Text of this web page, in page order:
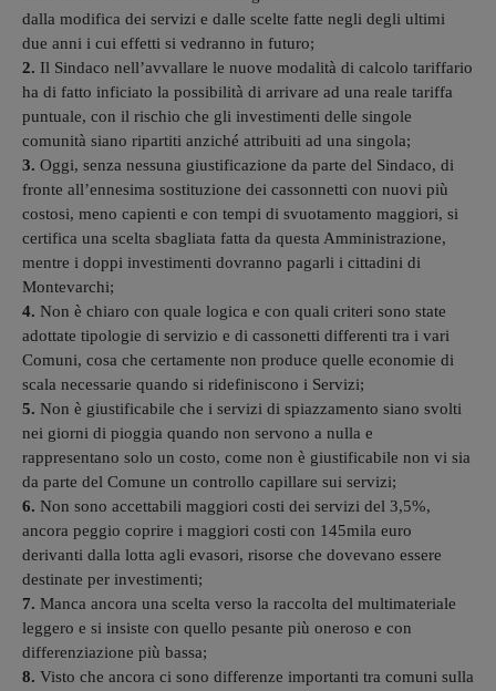
dalla modifica dei servizi e dalle scelte fatte negli degli ultimi
due anni i cui effetti si vedranno in futuro;
2. Il Sindaco nell’avvallare le nuove modalità di calcolo tariffario
ha di fatto inficiato la possibilità di arrivare ad una reale tariffa
puntuale, con il rischio che gli investimenti delle singole
comunità siano ripartiti anziché attribuiti ad una singola;
3. Oggi, senza nessuna giustificazione da parte del Sindaco, di
fronte all’ennesima sostituzione dei cassonnetti con nuovi più
costosi, meno capienti e con tempi di svuotamento maggiori, si
certifica una scelta sbagliata fatta da questa Amministrazione,
mentre i doppi investimenti dovranno pagarli i cittadini di
Montevarchi;
4. Non è chiaro con quale logica e con quali criteri sono state
adottate tipologie di servizio e di cassonetti differenti tra i vari
Comuni, cosa che certamente non produce quelle economie di
scala necessarie quando si ridefiniscono i Servizi;
5. Non è giustificabile che i servizi di spiazzamento siano svolti
nei giorni di pioggia quando non servono a nulla e
rappresentano solo un costo, come non è giustificabile non vi sia
da parte del Comune un controllo capillare sui servizi;
6. Non sono accettabili maggiori costi dei servizi del 3,5%,
ancora peggio coprire i maggiori costi con 145mila euro
derivanti dalla lotta agli evasori, risorse che dovevano essere
destinate per investimenti;
7. Manca ancora una scelta verso la raccolta del multimateriale
leggero e si insiste con quello pesante più oneroso e con
differenziazione più bassa;
8. Visto che ancora ci sono differenze importanti tra comuni sulla